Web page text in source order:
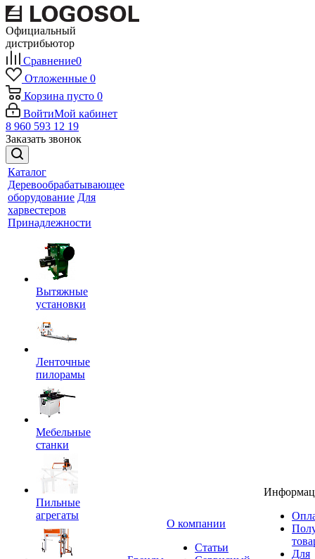
Официальный
дистрибьютор
Сравнение0
Отложенные 0
Корзина пусто 0
ВойтиМой кабинет
8 960 593 12 19
Заказать звонок
Каталог
Деревообрабатывающее
оборудование Для
харвестеров
Принадлежности
Вытяжные
установки
Ленточные
пилорамы
Мебельные
станки
Пильные
агрегаты
O компании
Статьи
Для